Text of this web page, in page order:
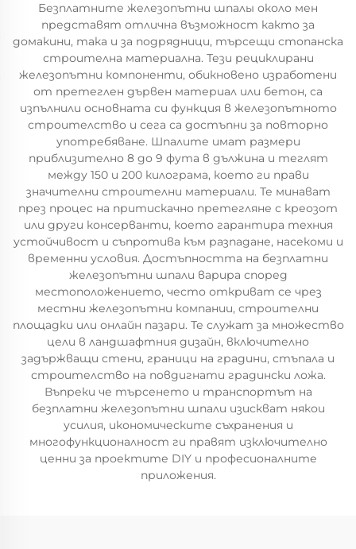
Безплатните железопътни шпалы около мен
представят отлична възможност както за
домакини, така и за подрядници, търсещи стопанска
строителна материална. Тези рециклирани
железопътни компоненти, обикновено изработени
от претеглен дървен материал или бетон, са
изпълнили основната си функция в железопътното
строителство и сега са достъпни за повторно
употребяване. Шпалите имат размери
приблизително 8 до 9 фута в дължина и теглят
между 150 и 200 килограма, което ги прави
значителни строителни материали. Те минават
през процес на притискачно претегляне с креозот
или други консерванти, което гарантира техния
устойчивост и съпротива към разпадане, насекоми и
временни условия. Достъпността на безплатни
железопътни шпали варира според
местоположението, често откриват се чрез
местни железопътни компании, строителни
площадки или онлайн пазари. Те служат за множество
цели в ландшафтния дизайн, включително
задържващи стени, граници на градини, стъпала и
строителство на повдигнати градински ложа.
Въпреки че търсенето и транспортът на
безплатни железопътни шпали изискват някои
усилия, икономическите съхранения и
многофункционалност ги правят изключително
ценни за проектите DIY и професионалните
приложения.